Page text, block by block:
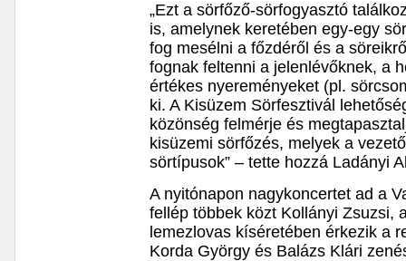
„Ezt a sörfőző-sörfogyasztó
is, amelynek keretében egy-egy
fog mesélni a főzdéről és a
fognak feltenni a jelenlévőknek, a
értékes nyereményeket (pl.
ki. A Kisüzem Sörfesztivál
közönség felmérje és
kisüzemi sörfőzés, melyek a
sörtípusok” – tette hozzá Ladányi
A nyitónapon nagykoncertet ad a
fellép többek közt Kollányi Zsuzsi,
lemezlovas kíséretében érkezik a
Korda György és Balázs Klári